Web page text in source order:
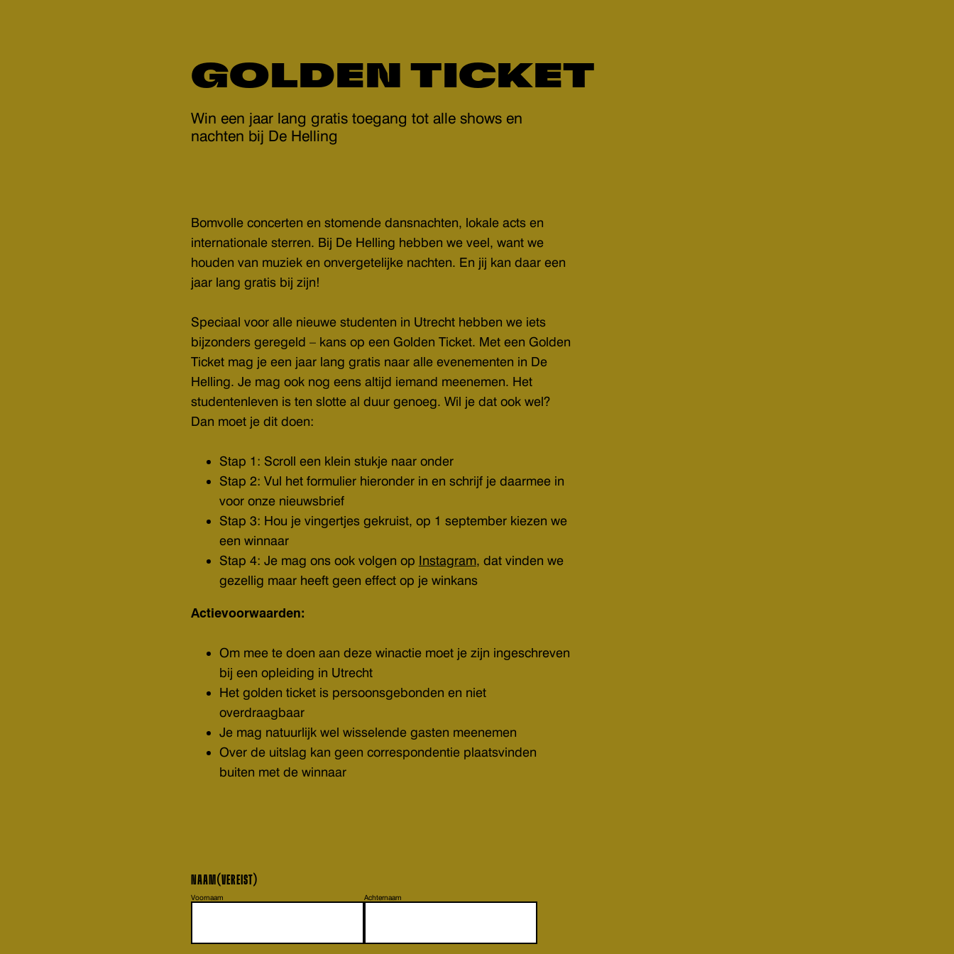
GOLDEN TICKET
Win een jaar lang gratis toegang tot alle shows en
nachten bij De Helling
Bomvolle concerten en stomende dansnachten, lokale acts en
internationale sterren. Bij De Helling hebben we veel, want we
houden van muziek en onvergetelijke nachten. En jij kan daar een
jaar lang gratis bij zijn!
Speciaal voor alle nieuwe studenten in Utrecht hebben we iets
bijzonders geregeld – kans op een Golden Ticket. Met een Golden
Ticket mag je een jaar lang gratis naar alle evenementen in De
Helling. Je mag ook nog eens altijd iemand meenemen. Het
studentenleven is ten slotte al duur genoeg. Wil je dat ook wel?
Dan moet je dit doen:
Stap 1: Scroll een klein stukje naar onder
Stap 2: Vul het formulier hieronder in en schrijf je daarmee in
voor onze nieuwsbrief
Stap 3: Hou je vingertjes gekruist, op 1 september kiezen we
een winnaar
Stap 4: Je mag ons ook volgen op Instagram, dat vinden we
gezellig maar heeft geen effect op je winkans
Actievoorwaarden:
Om mee te doen aan deze winactie moet je zijn ingeschreven
bij een opleiding in Utrecht
Het golden ticket is persoonsgebonden en niet
overdraagbaar
Je mag natuurlijk wel wisselende gasten meenemen
Over de uitslag kan geen correspondentie plaatsvinden
buiten met de winnaar
NAAM (VEREIST)
Voornaam Achternaam